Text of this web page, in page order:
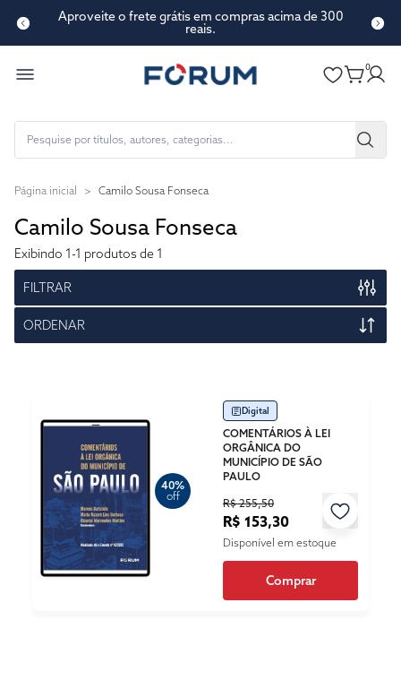
Aproveite o frete grátis em compras acima de 300
reais.
0
Página inicial > Camilo Sousa Fonseca
Camilo Sousa Fonseca
Exibindo 1-1 produtos de 1
FILTRAR
ORDENAR
40%
off
Digital
COMENTÁRIOS À LEI
ORGÂNICA DO
MUNICÍPIO DE SÃO
PAULO
R$ 255,50
R$ 153,30
Disponível em estoque
Comprar